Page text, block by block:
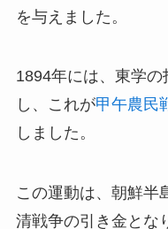
を与えました。
1894年には、東学
し、これが甲午農民
しました。
この運動は、朝鮮半
清戦争の引き金とな